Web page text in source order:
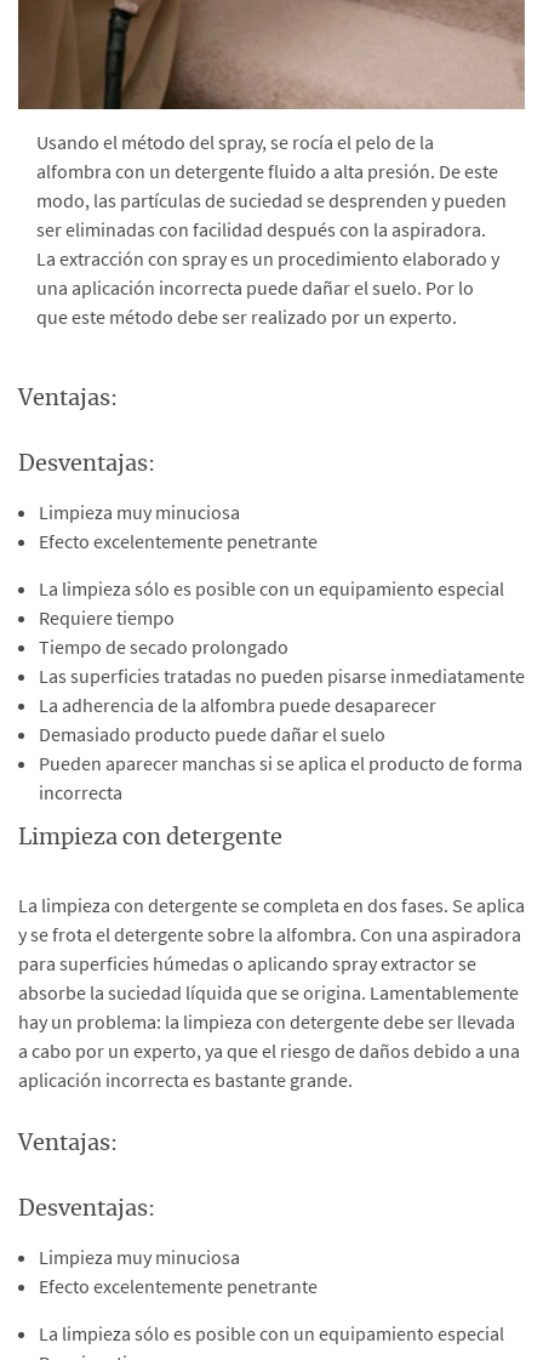
Usando el método del spray, se rocía el pelo de la
alfombra con un detergente fluido a alta presión. De este
modo, las partículas de suciedad se desprenden y pueden
ser eliminadas con facilidad después con la aspiradora.
La extracción con spray es un procedimiento elaborado y
una aplicación incorrecta puede dañar el suelo. Por lo
que este método debe ser realizado por un experto.
Ventajas:
Desventajas:
Limpieza muy minuciosa
Efecto excelentemente penetrante
La limpieza sólo es posible con un equipamiento especial
Requiere tiempo
Tiempo de secado prolongado
Las superficies tratadas no pueden pisarse inmediatamente
La adherencia de la alfombra puede desaparecer
Demasiado producto puede dañar el suelo
Pueden aparecer manchas si se aplica el producto de forma
incorrecta
Limpieza con detergente
La limpieza con detergente se completa en dos fases. Se aplica
y se frota el detergente sobre la alfombra. Con una aspiradora
para superficies húmedas o aplicando spray extractor se
absorbe la suciedad líquida que se origina. Lamentablemente
hay un problema: la limpieza con detergente debe ser llevada
a cabo por un experto, ya que el riesgo de daños debido a una
aplicación incorrecta es bastante grande.
Ventajas:
Desventajas:
Limpieza muy minuciosa
Efecto excelentemente penetrante
La limpieza sólo es posible con un equipamiento especial